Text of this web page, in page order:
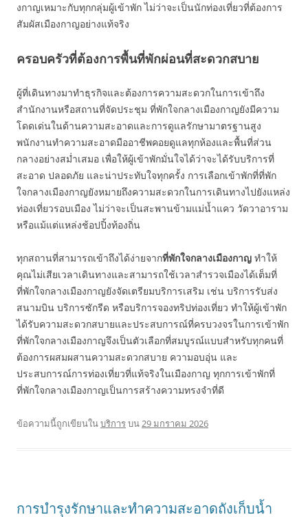
งกาญเหมาะกับทุกกลุ่มผู้เข้าพัก ไม่ว่าจะเป็นนักท่องเที่ยวที่ต้องการ
สัมผัสเมืองกาญอย่างแท้จริง
ครอบครัวที่ต้องการพื้นที่พักผ่อนที่สะดวกสบาย
ผู้ที่เดินทางมาทำธุรกิจและต้องการความสะดวกในการเข้าถึง
สำนักงานหรือสถานที่จัดประชุม ที่พักใจกลางเมืองกาญยังมีความ
โดดเด่นในด้านความสะอาดและการดูแลรักษามาตรฐานสูง
พนักงานทำความสะอาดมืออาชีพคอยดูแลทุกห้องและพื้นที่ส่วน
กลางอย่างสม่ำเสมอ เพื่อให้ผู้เข้าพักมั่นใจได้ว่าจะได้รับบริการที่
สะอาด ปลอดภัย และน่าประทับใจทุกครั้ง การเลือกเข้าพักที่ที่พัก
ใจกลางเมืองกาญยังหมายถึงความสะดวกในการเดินทางไปยังแหล่ง
ท่องเที่ยวรอบเมือง ไม่ว่าจะเป็นสะพานข้ามแม่น้ำแคว วัดวาอาราม
หรือแม้แต่แหล่งช้อปปิ้งท้องถิ่น
ทุกสถานที่สามารถเข้าถึงได้ง่ายจากที่พักใจกลางเมืองกาญ ทำให้
คุณไม่เสียเวลาเดินทางและสามารถใช้เวลาสำรวจเมืองได้เต็มที่
ที่พักใจกลางเมืองกาญยังจัดเตรียมบริการเสริม เช่น บริการรับส่ง
สนามบิน บริการซักรีด หรือบริการจองทริปท่องเที่ยว ทำให้ผู้เข้าพัก
ได้รับความสะดวกสบายและประสบการณ์ที่ครบวงจรในการเข้าพัก
ที่พักใจกลางเมืองกาญจึงเป็นตัวเลือกที่สมบูรณ์แบบสำหรับทุกคนที่
ต้องการผสมผสานความสะดวกสบาย ความอบอุ่น และ
ประสบการณ์การท่องเที่ยวที่แท้จริงในเมืองกาญ ทุกการเข้าพักที่
ที่พักใจกลางเมืองกาญเป็นการสร้างความทรงจำที่ดี
ข้อความนี้ถูกเขียนในบริการบน29 มกราคม 2026
การบำรุงรักษาและทำความสะอาดถังเก็บน้ำ